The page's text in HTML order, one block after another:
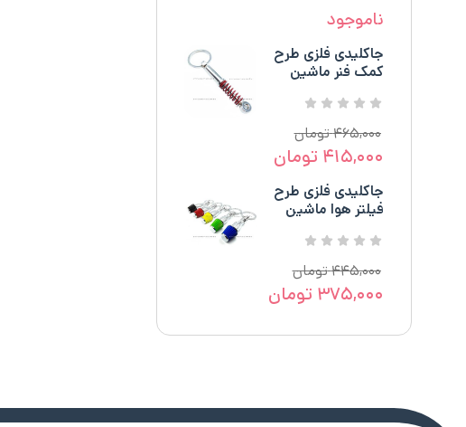
ناموجود
جاکلیدی فلزی طرح
کمک فنر ماشین
۴۶۵,۰۰۰تومان
۴۱۵,۰۰۰ تومان
جاکلیدی فلزی طرح
فیلتر هوا ماشین
۴۴۵,۰۰۰تومان
۳۷۵,۰۰۰ تومان